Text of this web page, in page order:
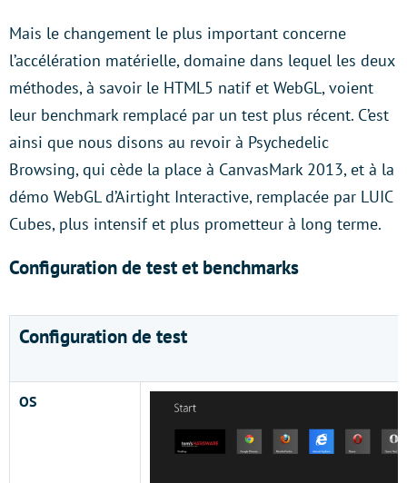
Mais le changement le plus important concerne
l’accélération matérielle, domaine dans lequel les deux
méthodes, à savoir le HTML5 natif et WebGL, voient
leur benchmark remplacé par un test plus récent. C’est
ainsi que nous disons au revoir à Psychedelic
Browsing, qui cède la place à CanvasMark 2013, et à la
démo WebGL d’Airtight Interactive, remplacée par LUIC
Cubes, plus intensif et plus prometteur à long terme.
Configuration de test et benchmarks
Configuration de test
OS